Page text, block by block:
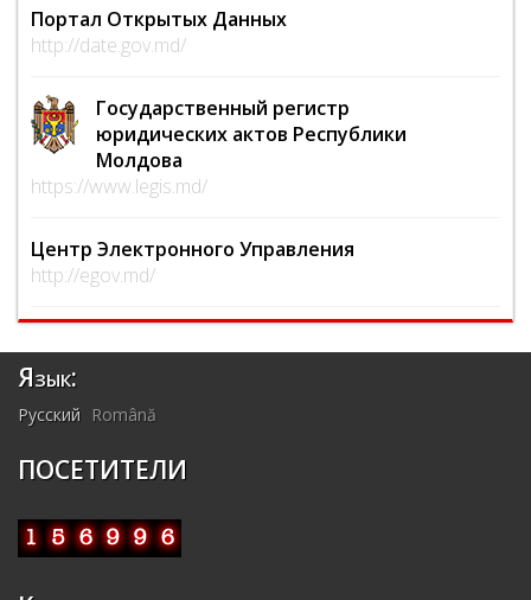
Портал Открытых Данных
http://date.gov.md/
Государственный регистр
юридических актов Республики
Молдова
https://www.legis.md/
Центр Электронного Управления
http://egov.md/
Язык:
Русский Română
ПОСЕТИТЕЛИ